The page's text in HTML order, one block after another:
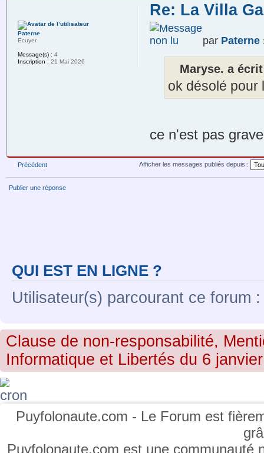
Re: La Villa
par Paterne
Maryse. a
ok désolé pour
ce n'est pas
Paterne
Ecuyer
Message(s) : 4
Inscription : 21 Mai 2026
Précédent Afficher les messages publiés depuis :
Publier une réponse
QUI EST EN LIGNE ?
Utilisateur(s) parcourant ce forum
Clause de non-responsabilité,
Informatique et Libertés du 6
Puyfolonaute.com - Le Forum est
Puyfolonaute.com est une communauté